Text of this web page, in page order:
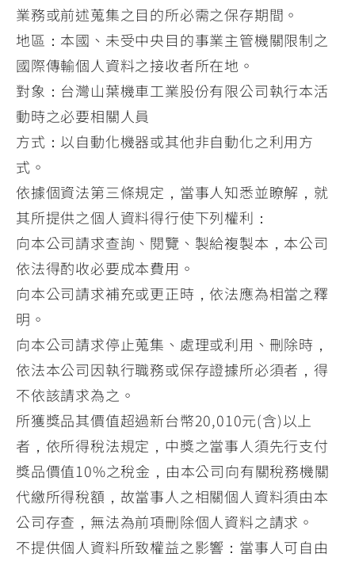
業務或前述蒐集之目的所必需之保存期間。
地區：本國、未受中央目的事業主管機關限制之
國際傳輸個人資料之接收者所在地。
對象：台灣山葉機車工業股份有限公司執行本活
動時之必要相關人員
方式：以自動化機器或其他非自動化之利用方
式。
依據個資法第三條規定，當事人知悉並瞭解，就
其所提供之個人資料得行使下列權利：
向本公司請求查詢、閱覽、製給複製本，本公司
依法得酌收必要成本費用。
向本公司請求補充或更正時，依法應為相當之釋
明。
向本公司請求停止蒐集、處理或利用、刪除時，
依法本公司因執行職務或保存證據所必須者，得
不依該請求為之。
所獲獎品其價值超過新台幣20,010元(含)以上
者，依所得稅法規定，中獎之當事人須先行支付
獎品價值10%之稅金，由本公司向有關稅務機關
代繳所得稅額，故當事人之相關個人資料須由本
公司存查，無法為前項刪除個人資料之請求。
不提供個人資料所致權益之影響：當事人可自由